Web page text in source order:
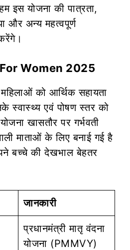
योजना की पात्रता,
और अन्य महत्वपूर्ण
Women 2025
को आर्थिक सहायता
स्वास्थ्य एवं पोषण स्तर को
खासतौर पर गर्भवती
माताओं के लिए बनाई गई है
बच्चे की देखभाल बेहतर
जानकारी
प्रधानमंत्री मातृ वंदना
योजना (PMMVY)